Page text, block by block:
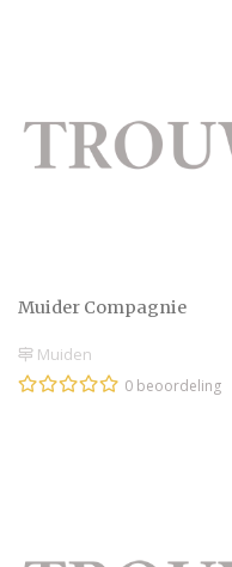
Muider Compagnie
Muiden
0 beoordeling